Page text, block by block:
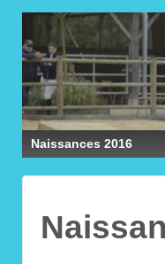
Naissances 2016